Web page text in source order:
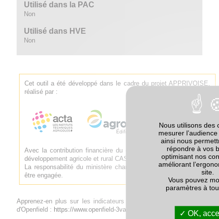
Utilisé dans la PAC
Non
Utilisé dans HVE
Non
Cet outil a été développé dans le cadre du projet APPRIVOISE,
réalisé par :
Avec la contribution financière du compte d'affectation spéciale
développement agricole et rural CASDAR.
La responsabilité du ministère chargé de l'agriculture ne saurait
être engagée.
Apprenez-en plus sur les indicateurs de biodiversité sur le site
d'Openfield : https://www.openfield-3va.com/biodiversite/
Nous utilisons des
mesurer
ainsi nous
répondre à vos
optimisant nos
améliorant
site.
Vous pouvez
paramètres à
OK,